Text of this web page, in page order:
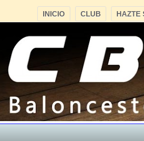
HAZTE
CLUB
INICIO